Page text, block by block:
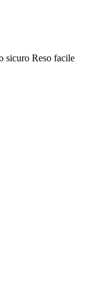
sicuro Reso facile